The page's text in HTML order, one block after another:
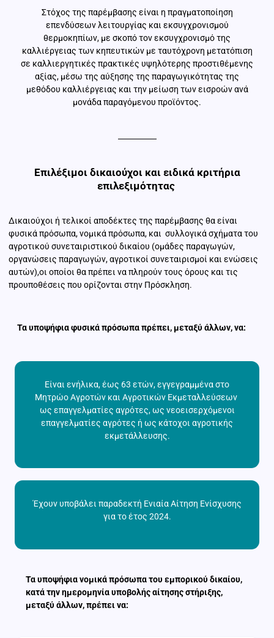
Στόχος της παρέμβασης είναι η πραγματοποίηση
επενδύσεων λειτουργίας και εκσυγχρονισμού
θερμοκηπίων, με σκοπό τον εκσυγχρονισμό της
καλλιέργειας των κηπευτικών με ταυτόχρονη μετατόπιση
σε καλλιεργητικές πρακτικές υψηλότερης προστιθέμενης
αξίας, μέσω της αύξησης της παραγωγικότητας της
μεθόδου καλλιέργειας και την μείωση των εισροών ανά
μονάδα παραγόμενου προϊόντος.
Επιλέξιμοι δικαιούχοι και ειδικά κριτήρια
επιλεξιμότητας
Δικαιούχοι ή τελικοί αποδέκτες της παρέμβασης θα είναι
φυσικά πρόσωπα, νομικά πρόσωπα, και συλλογικά σχήματα του
αγροτικού συνεταιριστικού δικαίου (ομάδες παραγωγών,
οργανώσεις παραγωγών, αγροτικοί συνεταιρισμοί και ενώσεις
αυτών),οι οποίοι θα πρέπει να πληρούν τους όρους και τις
προυποθέσεις που ορίζονται στην Πρόσκληση.
Τα υποψήφια φυσικά πρόσωπα πρέπει, μεταξύ άλλων, να:
Είναι ενήλικα, έως 63 ετών, εγγεγραμμένα στο
Μητρώο Αγροτών και Αγροτικών Εκμεταλλεύσεων
ως επαγγελματίες αγρότες, ως νεοεισερχόμενοι
επαγγελματίες αγρότες ή ως κάτοχοι αγροτικής
εκμετάλλευσης.
Έχουν υποβάλει παραδεκτή Ενιαία Αίτηση Ενίσχυσης
για το έτος 2024.
Τα υποψήφια νομικά πρόσωπα του εμπορικού δικαίου,
κατά την ημερομηνία υποβολής αίτησης στήριξης,
μεταξύ άλλων, πρέπει να: